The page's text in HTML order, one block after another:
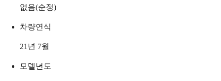
없음(순정)
차량연식
21년 7월
모델년도